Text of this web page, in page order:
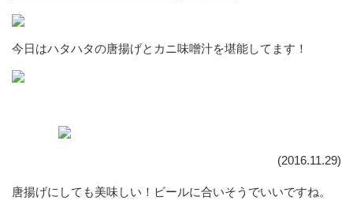
今日はハタハタの唐揚げとカニ味噌汁を堪能してます！
(2016.11.29)
唐揚げにしても美味しい！ビールに合いそうでいいですね。